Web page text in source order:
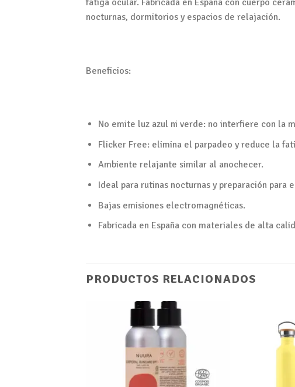
fatiga ocular. Fabricada en España con cuerpo
nocturnas, dormitorios y espacios de relajación.
Beneficios:
No emite luz azul ni verde: no interfiere con la
Flicker Free: elimina el parpadeo y reduce la
Ambiente relajante similar al anochecer.
Ideal para rutinas nocturnas y preparación para
Bajas emisiones electromagnéticas.
Fabricada en España con materiales de alta
PRODUCTOS RELACIONADOS
lista de
deseos